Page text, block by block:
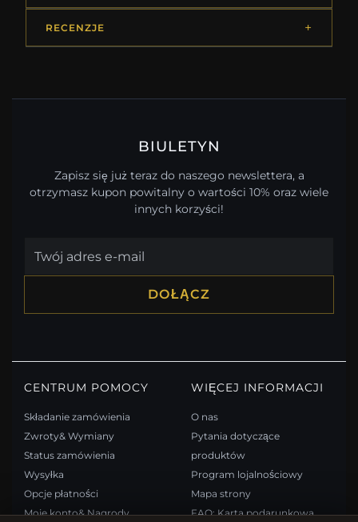
RECENZJE
BIULETYN
Zapisz się już teraz do naszego newslettera, a
otrzymasz kupon powitalny o wartości 10% oraz wiele
innych korzyści!
DOŁĄCZ
CENTRUM POMOCY
Składanie zamówienia
Zwroty& Wymiany
Status zamówienia
Wysyłka
Opcje płatności
Moje konto& Nagrody
WIĘCEJ INFORMACJI
O nas
Pytania dotyczące
produktów
Program lojalnościowy
Mapa strony
FAQ: Karta podarunkowa